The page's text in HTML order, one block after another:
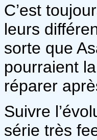
C’est
leurs
sorte que
pourraient
réparer
Suivre
série très